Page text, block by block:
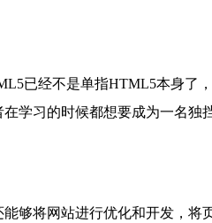
已经不是单指HTML5本身了
学习的时候都想要成为一名独
够将网站进行优化和开发，将